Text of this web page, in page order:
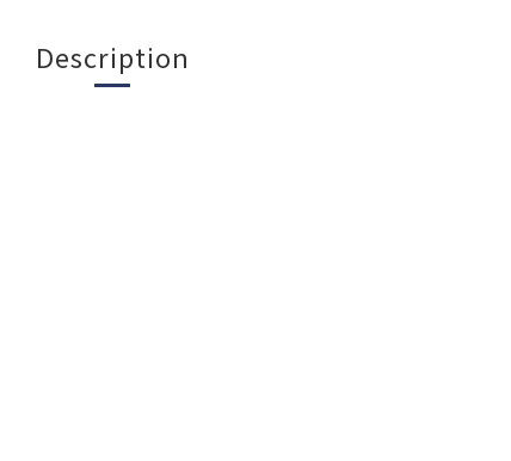
Description